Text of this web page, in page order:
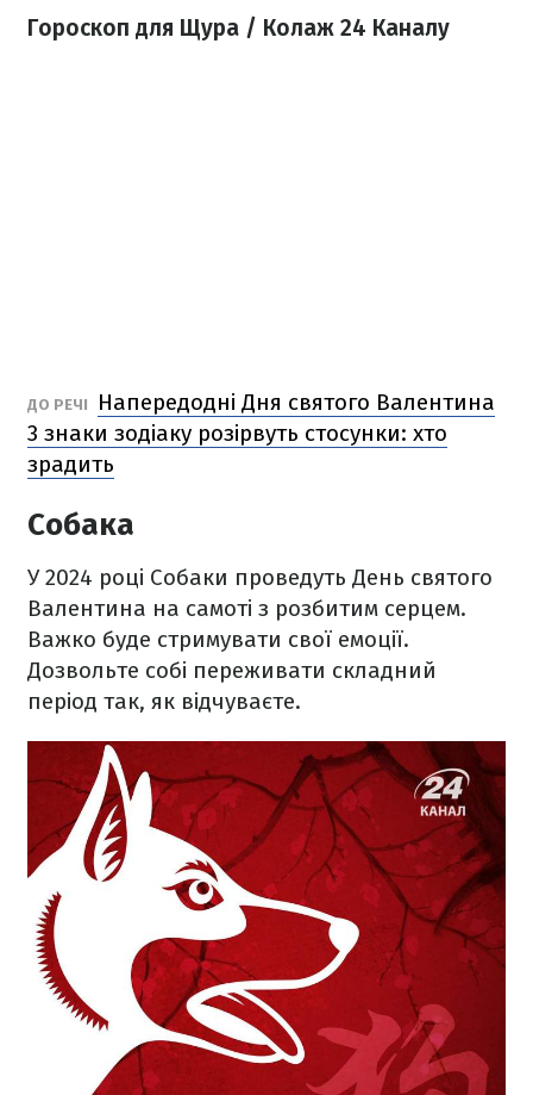
Гороскоп для Щура / Колаж 24 Каналу
ДО РЕЧІ
Напередодні Дня святого Валентина
3 знаки зодіаку розірвуть стосунки: хто
зрадить
Собака
У 2024 році Собаки проведуть День святого
Валентина на самоті з розбитим серцем.
Важко буде стримувати свої емоції.
Дозвольте собі переживати складний
період так, як відчуваєте.